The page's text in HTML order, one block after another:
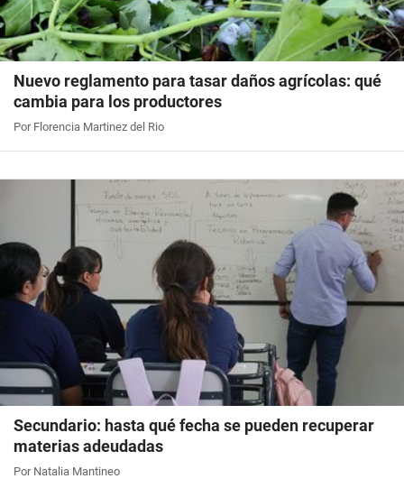
Nuevo reglamento para tasar daños agrícolas: qué
cambia para los productores
Por Florencia Martinez del Rio
Secundario: hasta qué fecha se pueden recuperar
materias adeudadas
Por Natalia Mantineo